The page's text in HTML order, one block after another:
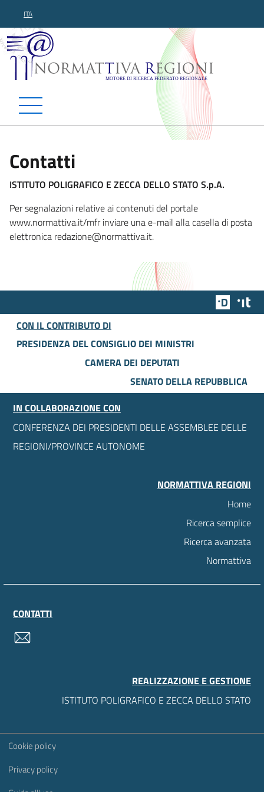
ITA
Normattiva Regioni -
Contatti
ISTITUTO POLIGRAFICO E ZECCA DELLO STATO S.p.A.
Per segnalazioni relative ai contenuti del portale
www.normattiva.it/mfr inviare una e-mail alla casella di posta
elettronica redazione@normattiva.it.
Team
CON IL CONTRIBUTO DI
PRESIDENZA DEL CONSIGLIO DEI MINISTRI
CAMERA DEI DEPUTATI
SENATO DELLA REPUBBLICA
IN COLLABORAZIONE CON
CONFERENZA DEI PRESIDENTI DELLE ASSEMBLEE DELLE
REGIONI/PROVINCE AUTONOME
NORMATTIVA REGIONI
Home
Ricerca semplice
Ricerca avanzata
Normattiva
CONTATTI
REALIZZAZIONE E GESTIONE
ISTITUTO POLIGRAFICO E ZECCA DELLO STATO
Sezione Link Utili
Cookie policy
Privacy policy